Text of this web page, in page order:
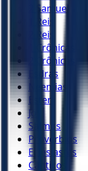
2 Samuel
1 Reis
2 Reis
1 Crônicas
2 Crônicas
Esdras
Neemias
Ester
Jó
Salmos
Provérbios
Eclesiastes
Cânticos